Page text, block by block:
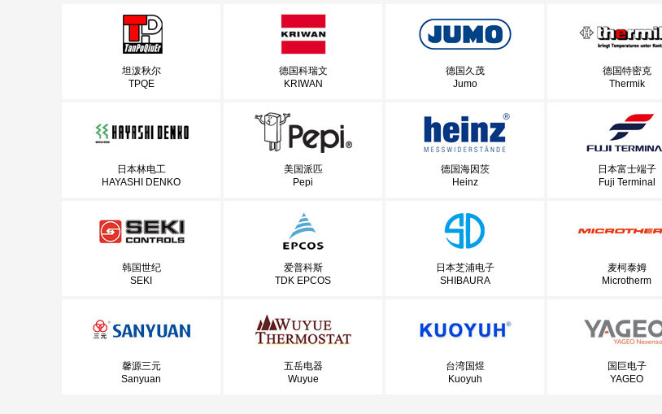
坦泼秋尔
TPQE
德国科瑞文
KRIWAN
德国久茂
Jumo
德国特密克
Thermik
日本林电工
HAYASHI DENKO
美国派匹
Pepi
德国海因茨
Heinz
日本富士端子
Fuji Terminal
韩国世纪
SEKI
爱普科斯
TDK EPCOS
日本芝浦电子
SHIBAURA
麦柯泰姆
Microtherm
馨源三元
Sanyuan
五岳电器
Wuyue
台湾国煜
Kuoyuh
国巨电子
YAGEO